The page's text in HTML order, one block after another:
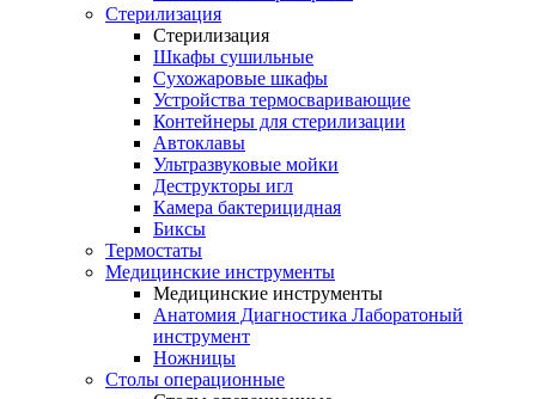
Стерилизация
Стерилизация
Шкафы сушильные
Сухожаровые шкафы
Устройства термосваривающие
Контейнеры для стерилизации
Автоклавы
Ультразвуковые мойки
Деструкторы игл
Камера бактерицидная
Биксы
Термостаты
Медицинские инструменты
Медицинские инструменты
Анатомия Диагностика Лаборатоный
инструмент
Ножницы
Столы операционные